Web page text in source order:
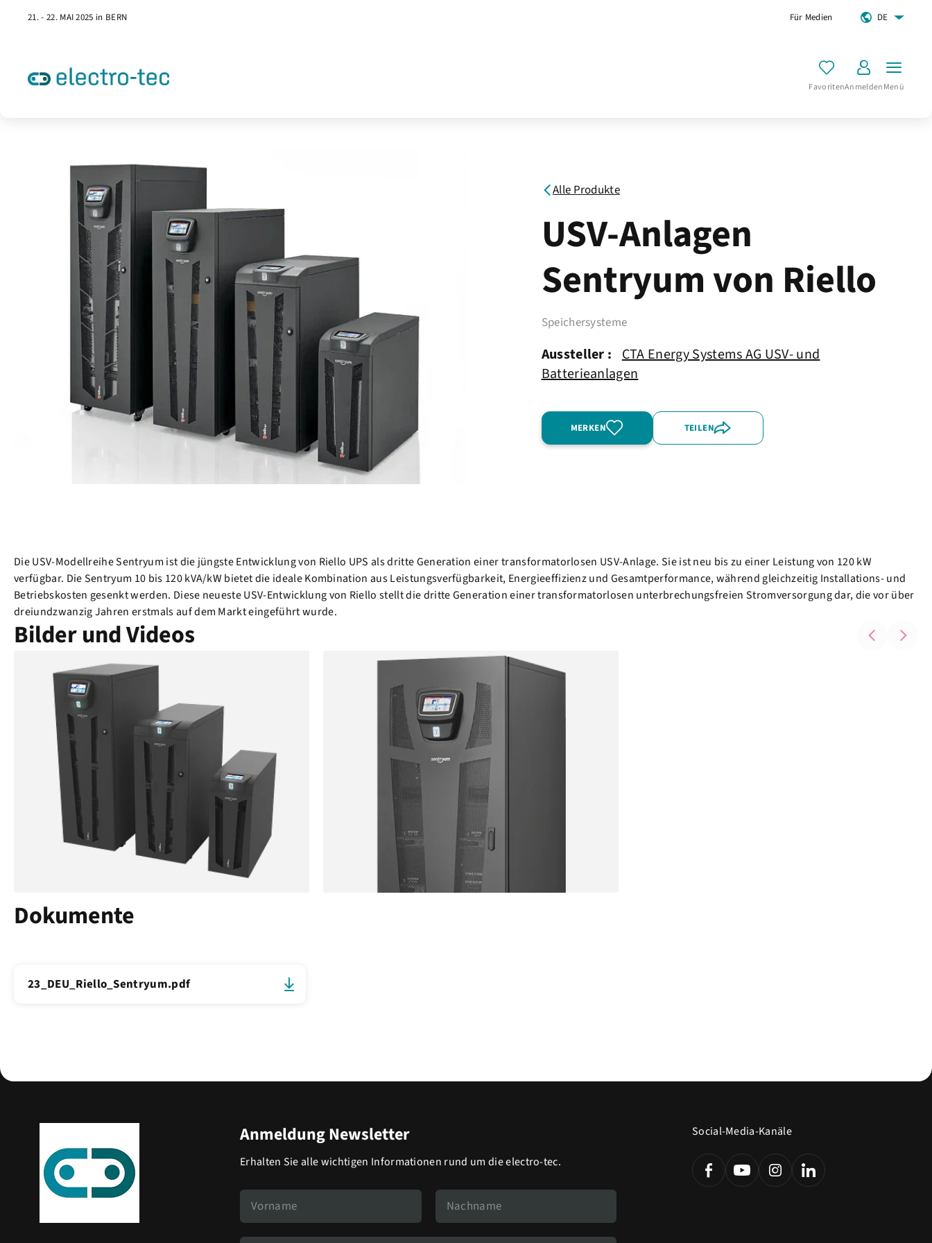
21. - 22. MAI 2025 in BERN Für Medien DE
FavoritenAnmeldenMenü
Alle Produkte
USV-Anlagen
Sentryum von Riello
Speichersysteme
Aussteller : CTA Energy Systems AG USV- und
Batterieanlagen
MERKEN TEILEN
Die USV-Modellreihe Sentryum ist die jüngste Entwicklung von Riello UPS als dritte Generation einer transformatorlosen USV-Anlage. Sie ist neu bis zu einer Leistung von 120 kW
verfügbar. Die Sentryum 10 bis 120 kVA/kW bietet die ideale Kombination aus Leistungsverfügbarkeit, Energieeffizienz und Gesamtperformance, während gleichzeitig Installations- und
Betriebskosten gesenkt werden. Diese neueste USV-Entwicklung von Riello stellt die dritte Generation einer transformatorlosen unterbrechungsfreien Stromversorgung dar, die vor über
dreiundzwanzig Jahren erstmals auf dem Markt eingeführt wurde.
Bilder und Videos
Dokumente
23_DEU_Riello_Sentryum.pdf
Anmeldung Newsletter
Erhalten Sie alle wichtigen Informationen rund um die electro-tec.
Social-Media-Kanäle